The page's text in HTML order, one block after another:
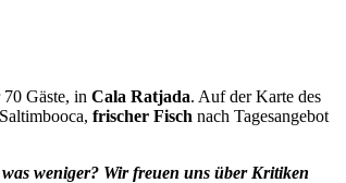
Gäste, in Cala Ratjada. Auf der Karte des
frischer Fisch nach Tagesangebot
weniger? Wir freuen uns über Kritiken